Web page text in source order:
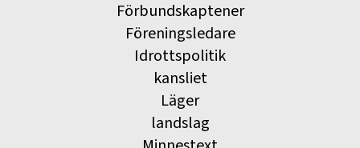
Förbundskaptener
Föreningsledare
Idrottspolitik
kansliet
Läger
landslag